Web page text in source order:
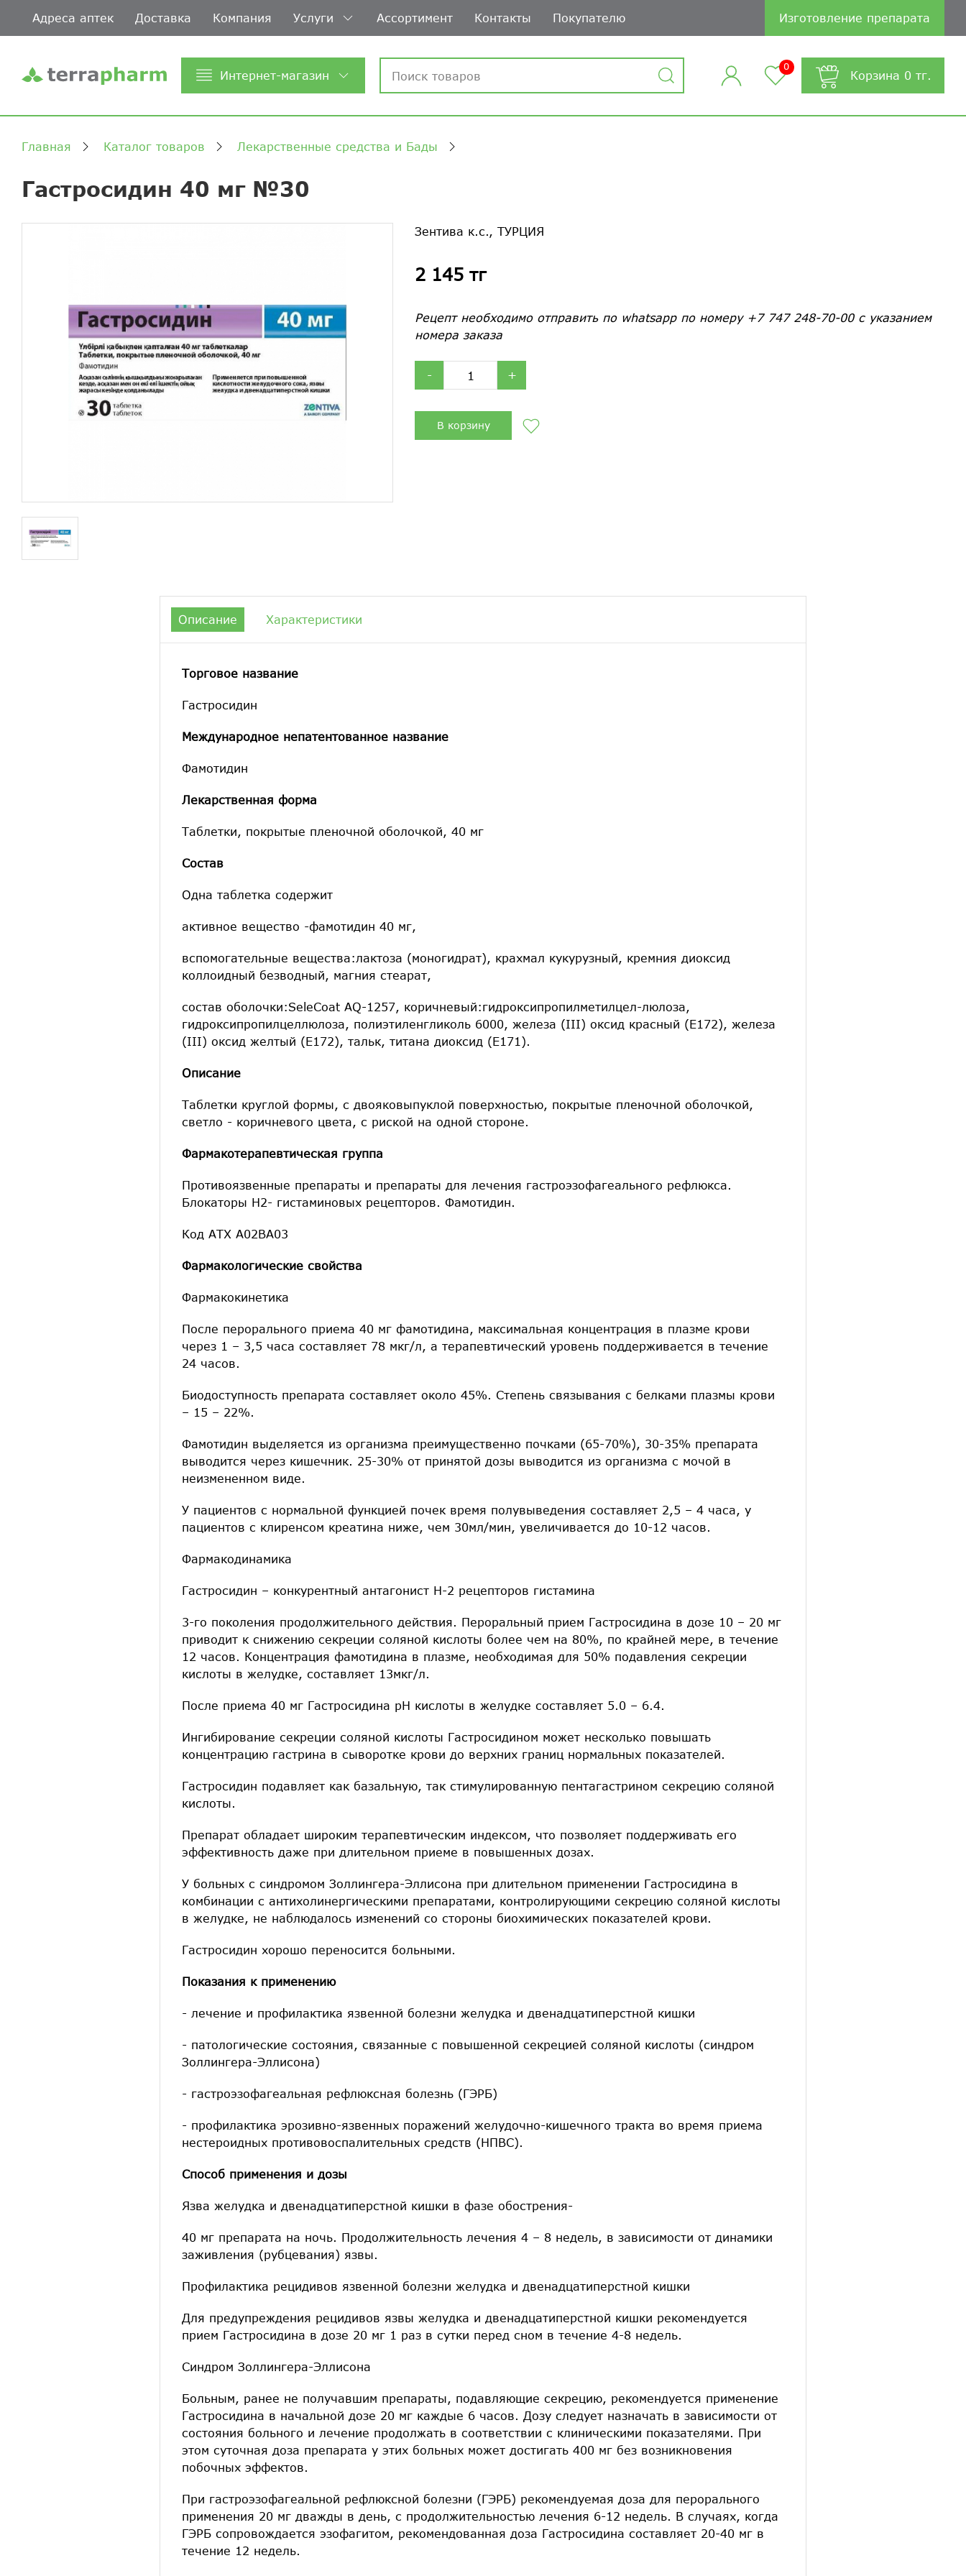
Адреса аптек Доставка Компания Услуги Ассортимент Контакты Покупателю Изготовление препарата
Интернет-магазин
0
Корзина 0 тг.
Главная Каталог товаров Лекарственные средства и Бады
Гастросидин 40 мг №30
Зентива к.с., ТУРЦИЯ
2 145 тг
Рецепт необходимо отправить по whatsapp по номеру +7 747 248-70-00 с указанием
номера заказа
- +
В корзину
Описание Характеристики
Торговое название
Гастросидин
Международное непатентованное название
Фамотидин
Лекарственная форма
Таблетки, покрытые пленочной оболочкой, 40 мг
Состав
Одна таблетка содержит
активное вещество -фамотидин 40 мг,
вспомогательные вещества:лактоза (моногидрат), крахмал кукурузный, кремния диоксид
коллоидный безводный, магния стеарат,
состав оболочки:SeleCoat AQ-1257, коричневый:гидроксипропилметилцел-люлоза,
гидроксипропилцеллюлоза, полиэтиленгликоль 6000, железа (III) оксид красный (Е172), железа
(III) оксид желтый (Е172), тальк, титана диоксид (Е171).
Описание
Таблетки круглой формы, с двояковыпуклой поверхностью, покрытые пленочной оболочкой,
светло - коричневого цвета, с риской на одной стороне.
Фармакотерапевтическая группа
Противоязвенные препараты и препараты для лечения гастроэзофагеального рефлюкса.
Блокаторы Н2- гистаминовых рецепторов. Фамотидин.
Код АТX А02ВА03
Фармакологические свойства
Фармакокинетика
После перорального приема 40 мг фамотидина, максимальная концентрация в плазме крови
через 1 – 3,5 часа составляет 78 мкг/л, а терапевтический уровень поддерживается в течение
24 часов.
Биодоступность препарата составляет около 45%. Степень связывания с белками плазмы крови
– 15 – 22%.
Фамотидин выделяется из организма преимущественно почками (65-70%), 30-35% препарата
выводится через кишечник. 25-30% от принятой дозы выводится из организма с мочой в
неизмененном виде.
У пациентов с нормальной функцией почек время полувыведения составляет 2,5 – 4 часа, у
пациентов с клиренсом креатина ниже, чем 30мл/мин, увеличивается до 10-12 часов.
Фармакодинамика
Гастросидин – конкурентный антагонист Н-2 рецепторов гистамина
3-го поколения продолжительного действия. Пероральный прием Гастросидина в дозе 10 – 20 мг
приводит к снижению секреции соляной кислоты более чем на 80%, по крайней мере, в течение
12 часов. Концентрация фамотидина в плазме, необходимая для 50% подавления секреции
кислоты в желудке, составляет 13мкг/л.
После приема 40 мг Гастросидина рН кислоты в желудке составляет 5.0 – 6.4.
Ингибирование секреции соляной кислоты Гастросидином может несколько повышать
концентрацию гастрина в сыворотке крови до верхних границ нормальных показателей.
Гастросидин подавляет как базальную, так стимулированную пентагастрином секрецию соляной
кислоты.
Препарат обладает широким терапевтическим индексом, что позволяет поддерживать его
эффективность даже при длительном приеме в повышенных дозах.
У больных с синдромом Золлингера-Эллисона при длительном применении Гастросидина в
комбинации с антихолинергическими препаратами, контролирующими секрецию соляной кислоты
в желудке, не наблюдалось изменений со стороны биохимических показателей крови.
Гастросидин хорошо переносится больными.
Показания к применению
- лечение и профилактика язвенной болезни желудка и двенадцатиперстной кишки
- патологические состояния, связанные с повышенной секрецией соляной кислоты (синдром
Золлингера-Эллисона)
- гастроэзофагеальная рефлюксная болезнь (ГЭРБ)
- профилактика эрозивно-язвенных поражений желудочно-кишечного тракта во время приема
нестероидных противовоспалительных средств (НПВС).
Способ применения и дозы
Язва желудка и двенадцатиперстной кишки в фазе обострения-
40 мг препарата на ночь. Продолжительность лечения 4 – 8 недель, в зависимости от динамики
заживления (рубцевания) язвы.
Профилактика рецидивов язвенной болезни желудка и двенадцатиперстной кишки
Для предупреждения рецидивов язвы желудка и двенадцатиперстной кишки рекомендуется
прием Гастросидина в дозе 20 мг 1 раз в сутки перед сном в течение 4-8 недель.
Синдром Золлингера-Эллисона
Больным, ранее не получавшим препараты, подавляющие секрецию, рекомендуется применение
Гастросидина в начальной дозе 20 мг каждые 6 часов. Дозу следует назначать в зависимости от
состояния больного и лечение продолжать в соответствии с клиническими показателями. При
этом суточная доза препарата у этих больных может достигать 400 мг без возникновения
побочных эффектов.
При гастроэзофагеальной рефлюксной болезни (ГЭРБ) рекомендуемая доза для перорального
применения 20 мг дважды в день, с продолжительностью лечения 6-12 недель. В случаях, когда
ГЭРБ сопровождается эзофагитом, рекомендованная доза Гастросидина составляет 20-40 мг в
течение 12 недель.